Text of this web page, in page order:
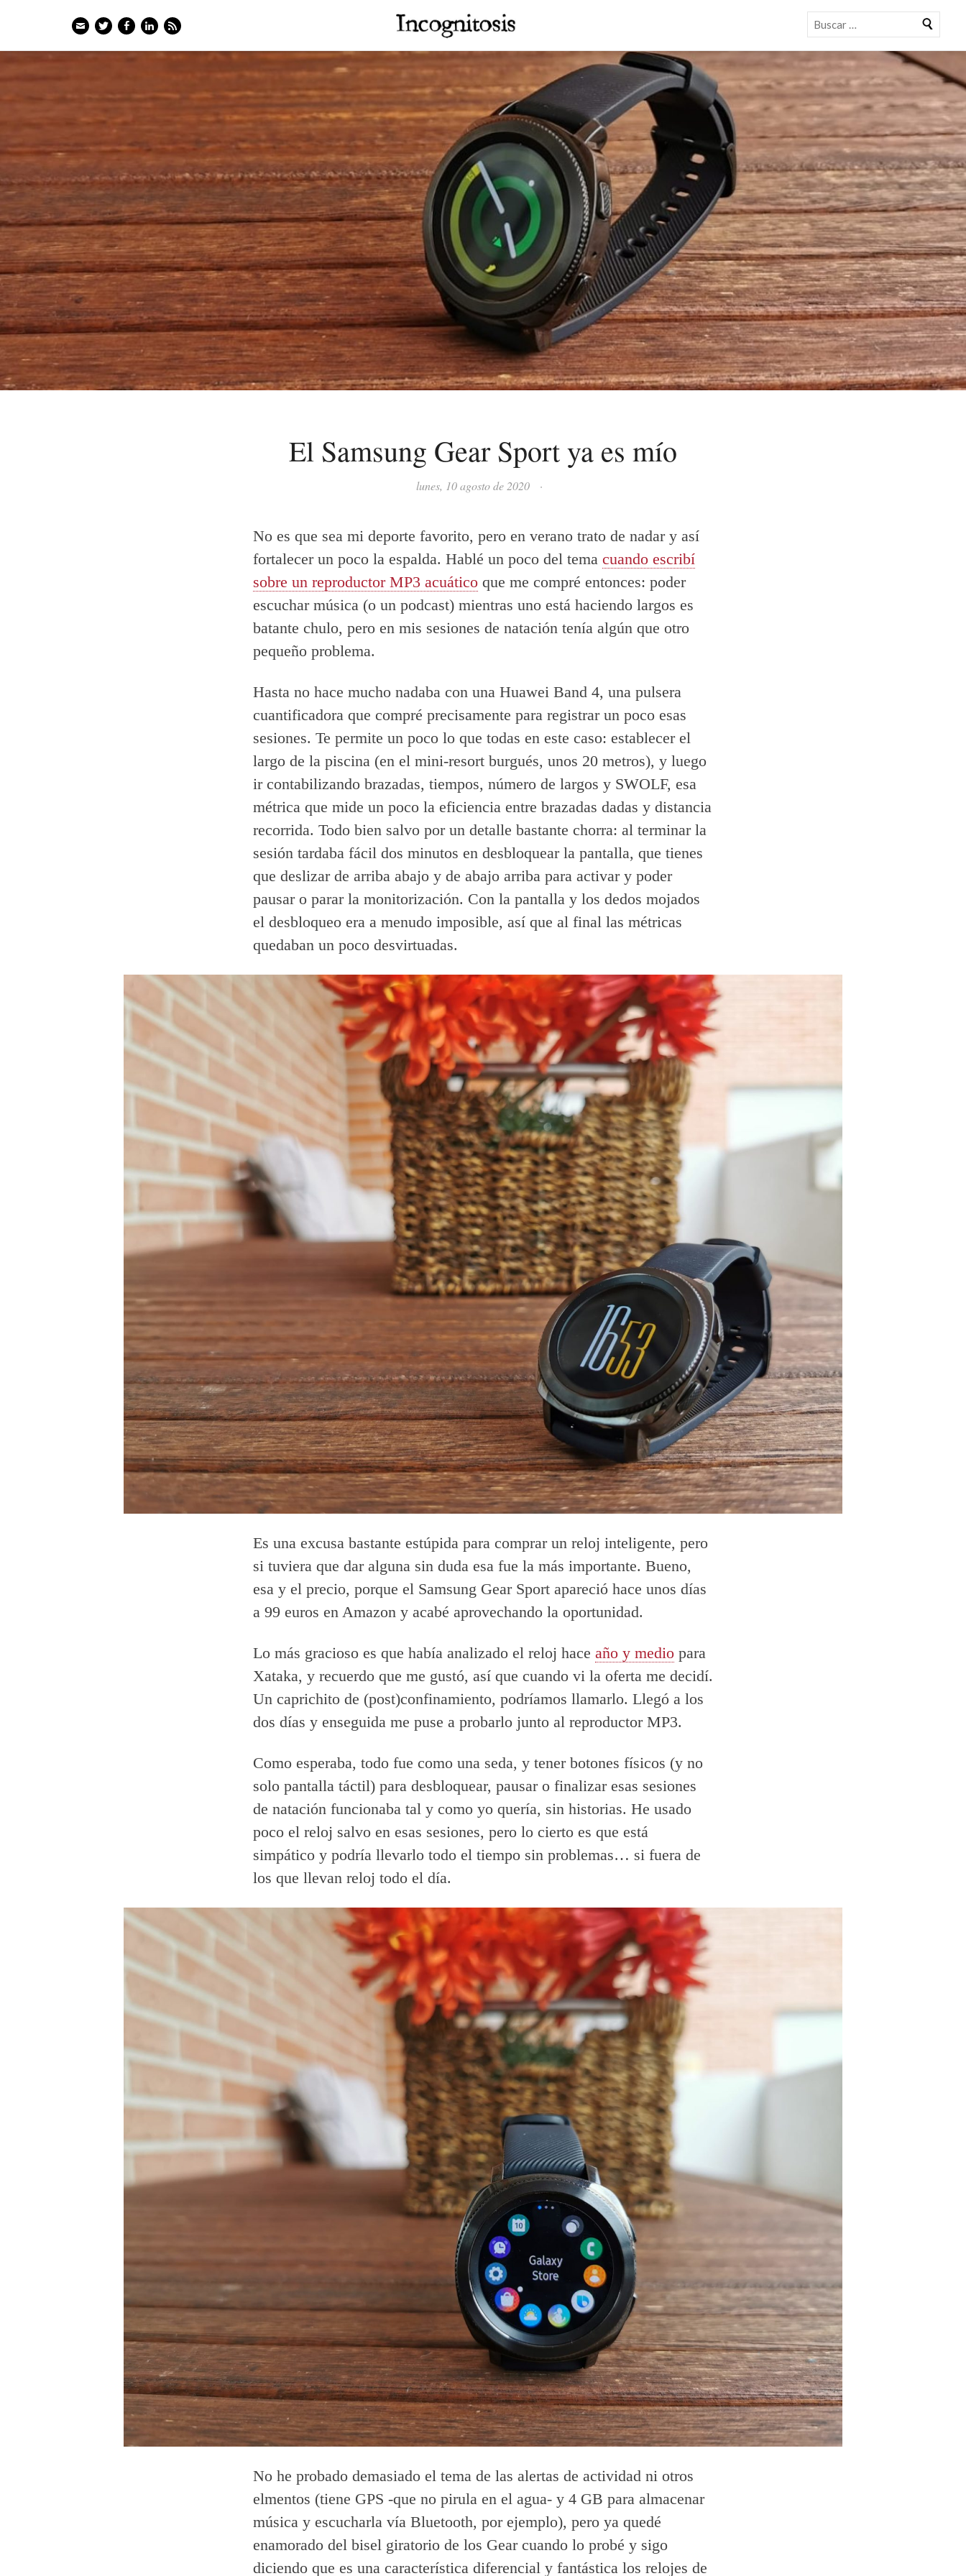
EmailTwitterFacebook
LinkedIn
Feed Buscar
El Samsung Gear Sport ya es mío
lunes, 10 agosto de 2020 ·
No es que sea mi deporte favorito, pero en verano trato de nadar y así
fortalecer un poco la espalda. Hablé un poco del tema cuando escribí
sobre un reproductor MP3 acuático que me compré entonces: poder
escuchar música (o un podcast) mientras uno está haciendo largos es
batante chulo, pero en mis sesiones de natación tenía algún que otro
pequeño problema.
Hasta no hace mucho nadaba con una Huawei Band 4, una pulsera
cuantificadora que compré precisamente para registrar un poco esas
sesiones. Te permite un poco lo que todas en este caso: establecer el
largo de la piscina (en el mini-resort burgués, unos 20 metros), y luego
ir contabilizando brazadas, tiempos, número de largos y SWOLF, esa
métrica que mide un poco la eficiencia entre brazadas dadas y distancia
recorrida. Todo bien salvo por un detalle bastante chorra: al terminar la
sesión tardaba fácil dos minutos en desbloquear la pantalla, que tienes
que deslizar de arriba abajo y de abajo arriba para activar y poder
pausar o parar la monitorización. Con la pantalla y los dedos mojados
el desbloqueo era a menudo imposible, así que al final las métricas
quedaban un poco desvirtuadas.
Es una excusa bastante estúpida para comprar un reloj inteligente, pero
si tuviera que dar alguna sin duda esa fue la más importante. Bueno,
esa y el precio, porque el Samsung Gear Sport apareció hace unos días
a 99 euros en Amazon y acabé aprovechando la oportunidad.
Lo más gracioso es que había analizado el reloj hace año y medio para
Xataka, y recuerdo que me gustó, así que cuando vi la oferta me decidí.
Un caprichito de (post)confinamiento, podríamos llamarlo. Llegó a los
dos días y enseguida me puse a probarlo junto al reproductor MP3.
Como esperaba, todo fue como una seda, y tener botones físicos (y no
solo pantalla táctil) para desbloquear, pausar o finalizar esas sesiones
de natación funcionaba tal y como yo quería, sin historias. He usado
poco el reloj salvo en esas sesiones, pero lo cierto es que está
simpático y podría llevarlo todo el tiempo sin problemas… si fuera de
los que llevan reloj todo el día.
No he probado demasiado el tema de las alertas de actividad ni otros
elmentos (tiene GPS -que no pirula en el agua- y 4 GB para almacenar
música y escucharla vía Bluetooth, por ejemplo), pero ya quedé
enamorado del bisel giratorio de los Gear cuando lo probé y sigo
diciendo que es una característica diferencial y fantástica los relojes de